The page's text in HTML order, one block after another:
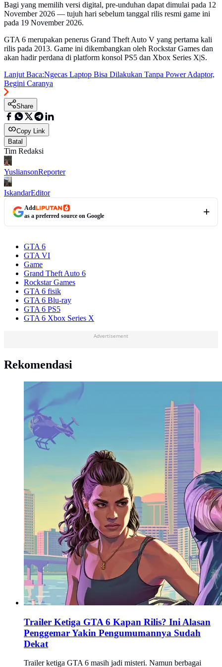
Bagi yang memilih versi digital, pre-unduhan dapat dimulai pada 12
November 2026 — tujuh hari sebelum tanggal rilis resmi game ini
pada 19 November 2026.
GTA 6 merupakan penerus Grand Theft Auto V yang pertama kali
rilis pada 2013. Game ini dikembangkan oleh Rockstar Games dan
akan hadir perdana di platform konsol PS5 dan Xbox Series X|S.
Lanjut Baca:Ngecas Laptop Bisa Dilakukan Tanpa Power Adaptor,
Begini Caranya
Share
Copy Link
Batal
Tim Redaksi
YusliansonReporter
IskandarEditor
Add
as a preferred source on Google
GTA 6
GTA VI
Game
Grand Theft Auto 6
Rockstar Games
GTA 6 fisik
GTA 6 Blu-ray
GTA 6 PS5
GTA 6 Xbox Series X
Advertisement
Rekomendasi
Trailer Ketiga GTA 6 Kapan Rilis? Ini Alasan
Penggemar Yakin Pengumumannya Sudah
Dekat
Trailer ketiga GTA 6 masih jadi misteri. Namun berbagai